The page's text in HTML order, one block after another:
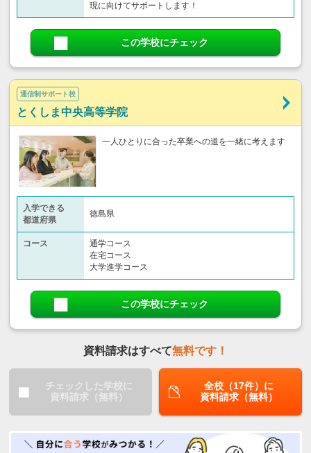
現に向けてサポートします！
この学校にチェック
通信制サポート校
とくしま中央高等学院
一人ひとりに合った卒業への道を一緒に考えます
入学できる
都道府県
徳島県
コース
通学コース
在宅コース
大学進学コース
この学校にチェック
資料請求はすべて無料です！
チェックした学校に
資料請求（無料）
全校（17件）に
資料請求（無料）